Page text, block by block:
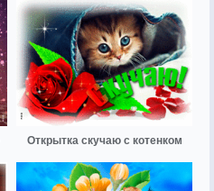
Открытка скучаю с котенком